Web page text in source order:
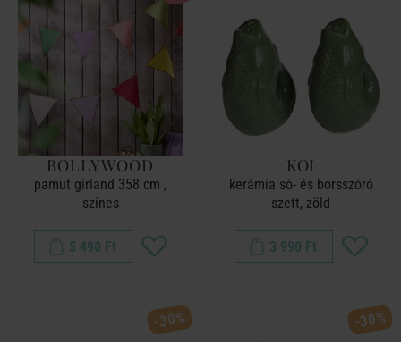
BOLLYWOOD
pamut girland 358 cm ,
színes
5 490 Ft
KOI
kerámia só- és borsszóró
szett, zöld
3 990 Ft
-30% -30%